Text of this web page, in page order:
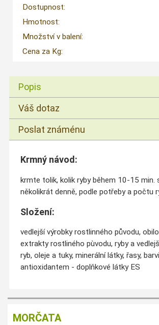
Dostupnost:
Hmotnost:
Množství v balení:
Cena za Kg:
Popis
Váš dotaz
Poslat známénu
Krmný návod:
krmte tolik, kolik ryby během 10-15 min.
několikrát denně, podle potřeby a počtu
Složení:
vedlejší výrobky rostlinného původu,
extrakty rostliného pùvodu, ryby a
ryb, oleje a tuky, minerální látky, řasy,
antioxidantem - doplňkové látky ES
MORČATA